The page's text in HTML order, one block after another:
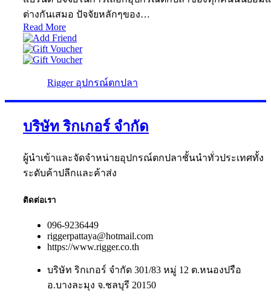
ต่างกันเสมอ ปัจจัยหลักๆของ…
Read More
Rigger อุปกรณ์ตกปลา
บริษัท ริกเกอร์ จำกัด
ผู้นำเข้าและจัดจำหน่ายอุปกรณ์ตกปลาชั้นนำทั่วประเทศทั้ง
ระดับค้าปลีกและค้าส่ง
ติดต่อเรา
096-9236449
riggerpattaya@hotmail.com
https://www.rigger.co.th
บริษัท ริกเกอร์ จำกัด 301/83 หมู่ 12 ต.หนองปรือ
อ.บางละมุง จ.ชลบุรี 20150